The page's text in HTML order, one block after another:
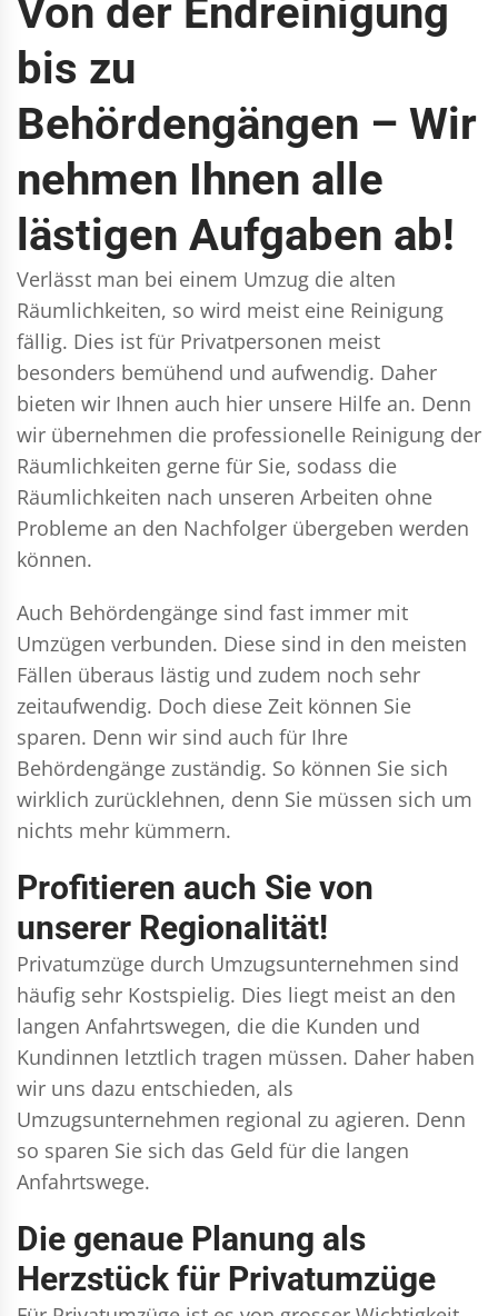
Von der Endreinigung
bis zu
Behördengängen – Wir
nehmen Ihnen alle
lästigen Aufgaben ab!
Verlässt man bei einem Umzug die alten
Räumlichkeiten, so wird meist eine Reinigung
fällig. Dies ist für Privatpersonen meist
besonders bemühend und aufwendig. Daher
bieten wir Ihnen auch hier unsere Hilfe an. Denn
wir übernehmen die professionelle Reinigung der
Räumlichkeiten gerne für Sie, sodass die
Räumlichkeiten nach unseren Arbeiten ohne
Probleme an den Nachfolger übergeben werden
können.
Auch Behördengänge sind fast immer mit
Umzügen verbunden. Diese sind in den meisten
Fällen überaus lästig und zudem noch sehr
zeitaufwendig. Doch diese Zeit können Sie
sparen. Denn wir sind auch für Ihre
Behördengänge zuständig. So können Sie sich
wirklich zurücklehnen, denn Sie müssen sich um
nichts mehr kümmern.
Profitieren auch Sie von
unserer Regionalität!
Privatumzüge durch Umzugsunternehmen sind
häufig sehr Kostspielig. Dies liegt meist an den
langen Anfahrtswegen, die die Kunden und
Kundinnen letztlich tragen müssen. Daher haben
wir uns dazu entschieden, als
Umzugsunternehmen regional zu agieren. Denn
so sparen Sie sich das Geld für die langen
Anfahrtswege.
Die genaue Planung als
Herzstück für Privatumzüge